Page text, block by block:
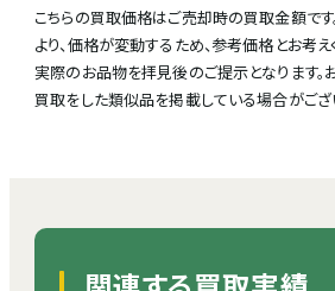
こちらの買取価格はご売却時の買取金額で
より、価格が変動するため、参考価格とお考え
実際のお品物を拝見後のご提示となります。
買取をした類似品を掲載している場合がござ